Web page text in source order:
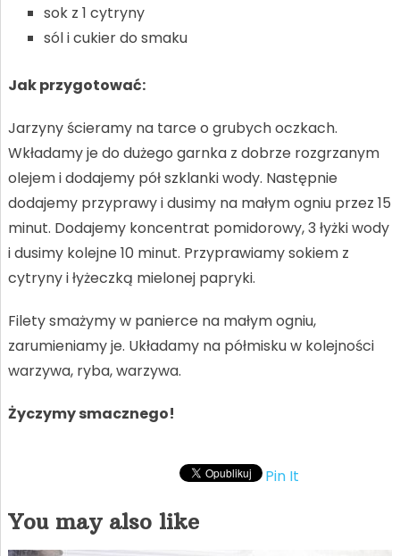
sok z 1 cytryny
sól i cukier do smaku
Jak przygotować:
Jarzyny ścieramy na tarce o grubych oczkach.
Wkładamy je do dużego garnka z dobrze rozgrzanym
olejem i dodajemy pół szklanki wody. Następnie
dodajemy przyprawy i dusimy na małym ogniu przez 15
minut. Dodajemy koncentrat pomidorowy, 3 łyżki wody
i dusimy kolejne 10 minut. Przyprawiamy sokiem z
cytryny i łyżeczką mielonej papryki.
Filety smażymy w panierce na małym ogniu,
zarumieniamy je. Układamy na półmisku w kolejności
warzywa, ryba, warzywa.
Życzymy smacznego!
Pin It
You may also like